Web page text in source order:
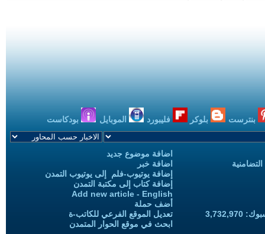
بنترست بلوكر فليبورد الموبايل بودكاست
اضافة موضوع جديد
اضافة خبر
إضافة يوتيوب-فلم إلى يوتيوب التمدن
إضافة كتاب إلى مكتبة التمدن
Add new article - English
أضف حملة
تعديل الموقع الفرعي للكاتب-ة
ابحث في موقع الحوار المتمدن